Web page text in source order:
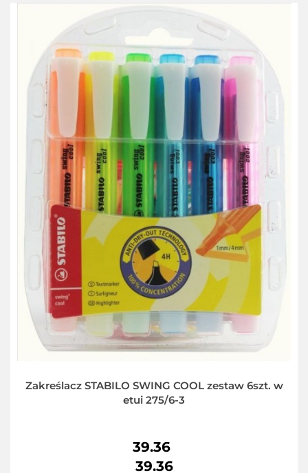
Zakreślacz STABILO SWING COOL zestaw 6szt. w
etui 275/6-3
39.36
39.36